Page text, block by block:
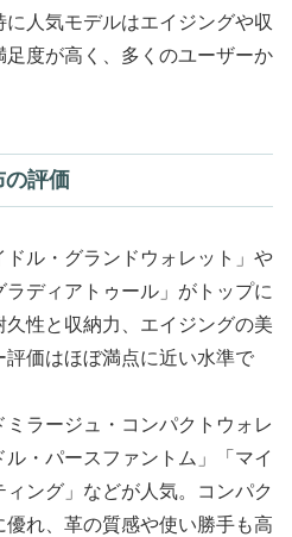
人気モデルはエイジングや収
度が高く、多くのユーザーか
の評価
ドル・グランドウォレット」や
ラディアトゥール」がトップに
性と収納力、エイジングの美
評価はほぼ満点に近い水準で
ラージュ・コンパクトウォレ
・パースファントム」「マイ
ング」などが人気。コンパク
優れ、革の質感や使い勝手も高